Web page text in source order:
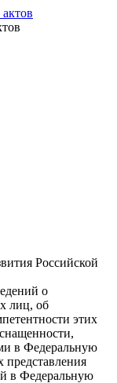
Российской
о
лиц, об
этих
в Федеральную
представления
в Федеральную